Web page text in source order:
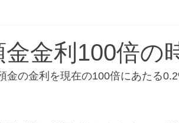
金利100倍の
金の金利を現在の100倍にあたる